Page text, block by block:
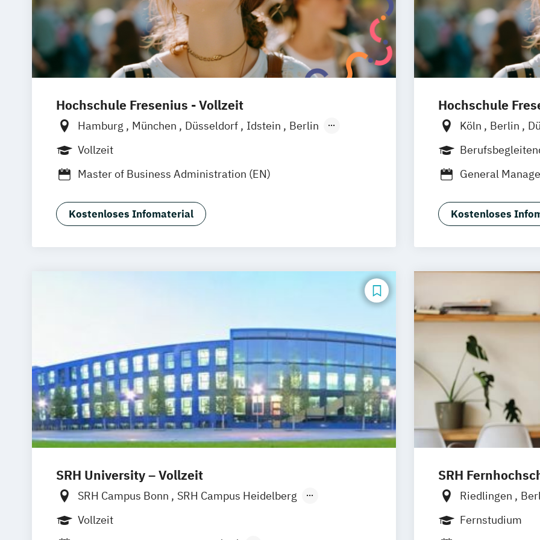
Hochschule Fresenius - Vollzeit
Hamburg München Düsseldorf Idstein
Berlin
Frankfurt am Main
Vollzeit
Master of Business Administration (EN)
Kostenloses Infomaterial
Hochschule
Köln Berlin
München
Oldenburg
Braunschweig
General
Kostenloses
SRH University – Vollzeit
SRH Campus Bonn
SRH Campus Heidelberg
SRH Campus Berlin
Vollzeit
SRH
Riedlingen
Hannover
Fernstudium